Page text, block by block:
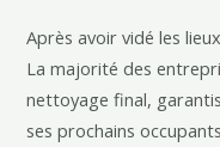
Après avoir vidé les
La majorité des
nettoyage final,
ses prochains